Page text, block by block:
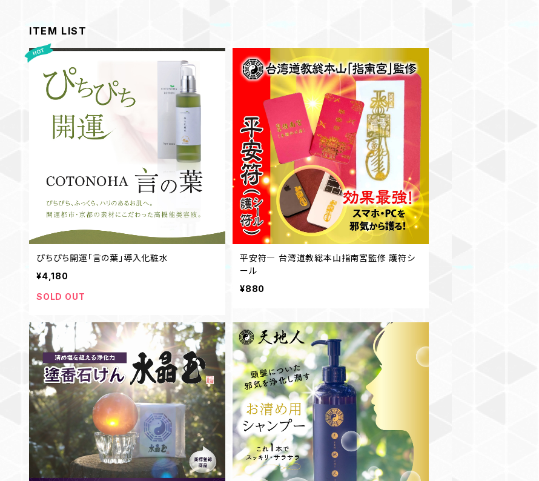
ITEM LIST
ぴちぴち開運「言の葉」導入化粧水
¥4,180
SOLD OUT
平安符― 台湾道教総本山指南宮監修 護符シ
ール
¥880